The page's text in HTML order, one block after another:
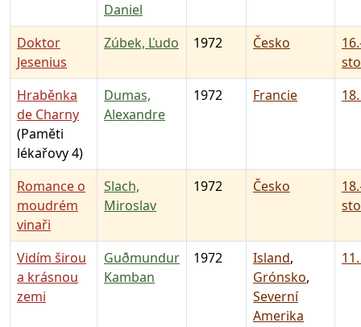
Daniel
Doktor
Jesenius
Zúbek, Ľudo 1972 Česko
Hraběnka
de Charny
(Paměti
lékařovy 4)
Dumas,
Alexandre
1972 Francie
Romance o
moudrém
vinaři
Slach,
Miroslav
1972 Česko
Vidím širou
a krásnou
zemi
Guðmundur
Kamban
1972 Island,
Grónsko,
Severní
Amerika